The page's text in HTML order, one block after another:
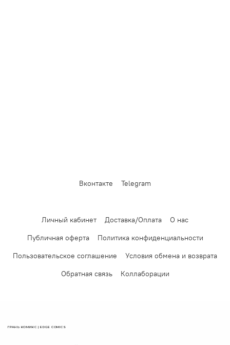
Вконтакте Telegram
Личный кабинет Доставка/Оплата
О нас
Публичная оферта
Политика конфиденциальности
Пользовательское соглашение
Условия обмена и возврата
Обратная связь
Коллаборации
ГРАНЬ КОМИКС | EDGE COMICS